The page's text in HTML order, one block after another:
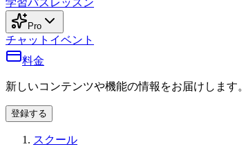
学習パス レッスン
Pro
チャット イベント
料金
新しいコンテンツや機能の情報をお届けします。
登録する
スクール